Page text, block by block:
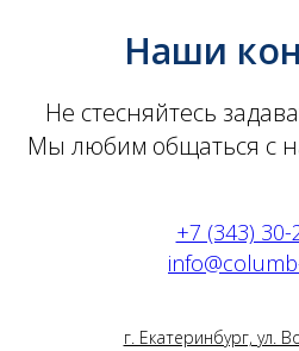
Наши
Не стесняйтесь
Мы любим общаться с
+7 (343) 30-
г. Екатеринбург, ул.